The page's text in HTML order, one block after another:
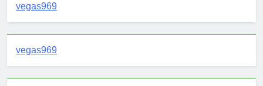
vegas969
vegas969